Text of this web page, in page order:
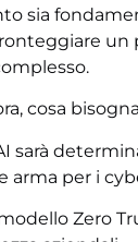
sia
un
cosa
sarà
arma per i
Zero